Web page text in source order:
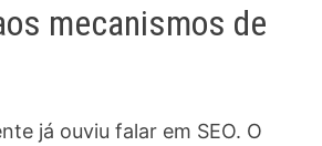
mecanismos de
já ouviu falar em SEO. O